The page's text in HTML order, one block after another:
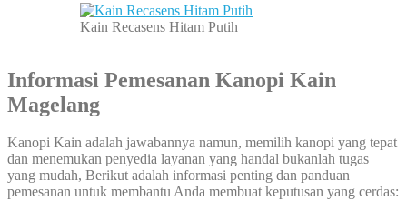
Kain Recasens Hitam Putih
Informasi Pemesanan Kanopi Kain
Magelang
Kanopi Kain adalah jawabannya namun, memilih kanopi yang tepat
dan menemukan penyedia layanan yang handal bukanlah tugas
yang mudah, Berikut adalah informasi penting dan panduan
pemesanan untuk membantu Anda membuat keputusan yang cerdas: